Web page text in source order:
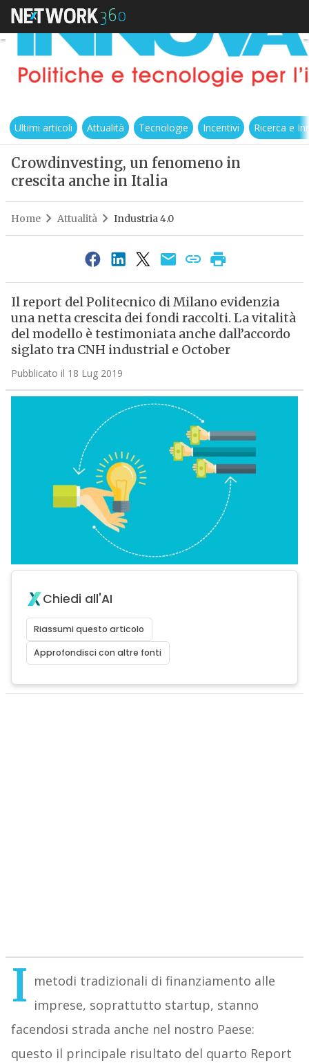
Ultimi articoli Attualità Tecnologie Incentivi Ricerca e
Crowdinvesting, un fenomeno in
crescita anche in Italia
Home Attualità Industria 4.0
Il report del Politecnico di Milano evidenzia
una netta crescita dei fondi raccolti. La vitalità
del modello è testimoniata anche dall’accordo
siglato tra CNH industrial e October
Pubblicato il 18 Lug 2019
Chiedi all'AI
Riassumi questo articolo
Approfondisci con altre fonti
I metodi tradizionali di finanziamento alle
imprese, soprattutto startup, stanno
facendosi strada anche nel nostro Paese:
questo il principale risultato del quarto Report